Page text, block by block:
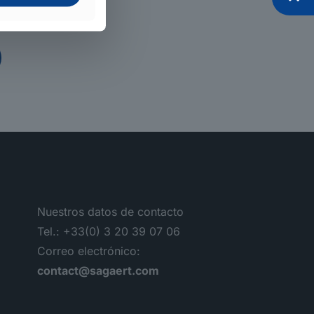
Nuestros datos de contacto
Tel.: +33(0) 3 20 39 07 06
Correo electrónico:
contact@sagaert.com